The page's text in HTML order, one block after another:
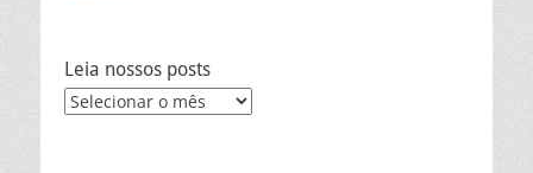
Leia nossos posts
Leia